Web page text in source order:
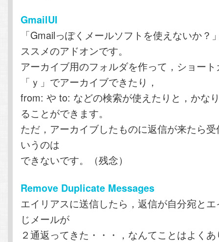
GmailUI
「Gmailっぽくメールソフトを使えないか？
ススメのアドオンです。
アーカイブ用のフォルダを作って，ショー
「ｙ」でアーカイブできたり，
from: や to: などの検索が使えたりと，かな
ることができます。
ただ，アーカイブしたものに返信が来たら
いうのは
できないです。（残念）
Remove Duplicate Messages
エイリアスに送信したら，返信が自分宛と
じメールが
２通返ってきた・・・，なんてことはよく